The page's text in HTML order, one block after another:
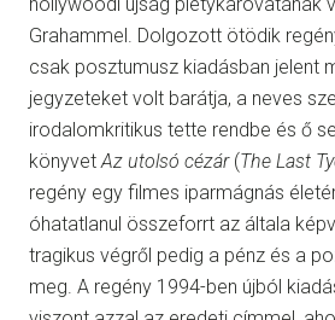
Grahammel. Dolgozott ötödik
csak posztumusz kiadásban jelent
jegyzeteket volt barátja, a neves
irodalomkritikus tette rendbe és ő
könyvetAz utolsó cézár(The Last
regény egy filmes iparmágnás
óhatatlanul összeforrt az általa
tragikus végről pedig a pénz és a
meg. A regény 1994-ben újból